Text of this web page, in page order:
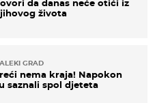
da danas neće otići iz
života
GRAD
nema kraja! Napokon
saznali spol djeteta